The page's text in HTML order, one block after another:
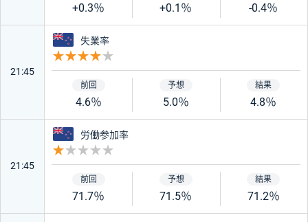
+0.3％ +0.1％ -0.4％
21:45
ニュージーランド
失業率
4.6％ 5.0％ 4.8％
21:45
ニュージーランド
労働参加率
71.7％ 71.5％ 71.2％